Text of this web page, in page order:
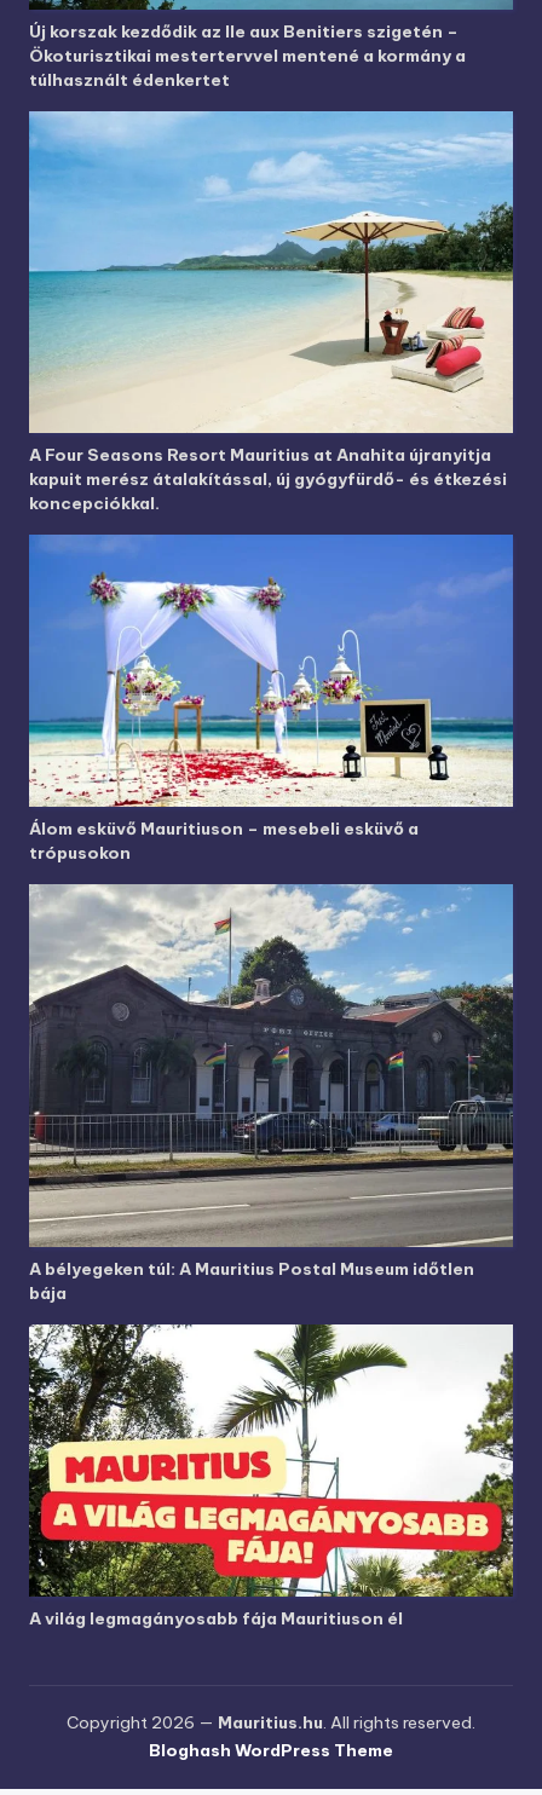
Új korszak kezdődik az Ile aux Benitiers szigetén –
Ökoturisztikai mestertervvel mentené a kormány a
túlhasznált édenkertet
A Four Seasons Resort Mauritius at Anahita újranyitja
kapuit merész átalakítással, új gyógyfürdő- és étkezési
koncepciókkal.
Álom esküvő Mauritiuson – mesebeli esküvő a
trópusokon
A bélyegeken túl: A Mauritius Postal Museum időtlen
bája
A világ legmagányosabb fája Mauritiuson él
Copyright 2026 — Mauritius.hu. All rights reserved.
Bloghash WordPress Theme